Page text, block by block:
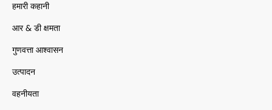
हमारी कहानी
आर & डी क्षमता
गुणवत्ता आश्वासन
उत्पादन
वहनीयता